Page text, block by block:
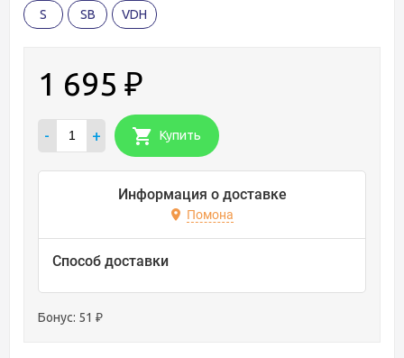
S SB VDH
1 695 ₽
- + Купить
Информация о доставке
Помона
Способ доставки
Бонус: 51 ₽